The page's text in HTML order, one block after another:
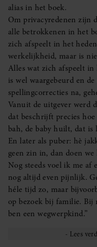
alias in het boek.
Om privacyredenen zijn
alle betrokkenen in het
zich afspeelt in het
werkelijkheid, maar is
Alles wat zich afspeelt
is wel waargebeurd en
spellingcorrecties na,
Vanuit de uitgever werd
dat beschrijft precies
bah, de baby huilt, dat is
En later als puber: hè
geen zin in, dan doen
Nog steeds voel ik me af
nog altijd even pijnlijk.
héle tijd zo, maar
op bezoek bij familie. Bij
ben een wegwerpkind.”